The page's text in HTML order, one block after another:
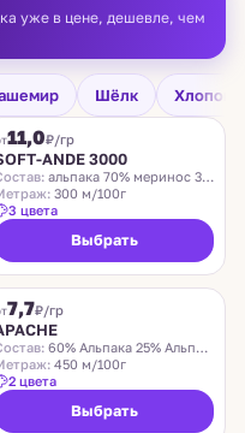
уже в цене, дешевле, чем
Шёлк Хлопок
SOFT-ANDE
11,0₽/гр
ANDE 3000
альпака 70% меринос 30%
300 м/100г
3 цвета
Выбрать
7,7₽/гр
60% Альпака 25% Альпака 15% Полиамид
450 м/100г
2 цвета
Выбрать